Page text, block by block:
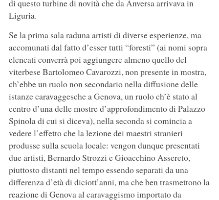
di questo turbine di novità che da Anversa arrivava in
Liguria.
Se la prima sala raduna artisti di diverse esperienze, ma
accomunati dal fatto d’esser tutti “foresti” (ai nomi sopra
elencati converrà poi aggiungere almeno quello del
viterbese Bartolomeo Cavarozzi, non presente in mostra,
ch’ebbe un ruolo non secondario nella diffusione delle
istanze caravaggesche a Genova, un ruolo ch’è stato al
centro d’una delle mostre d’approfondimento di Palazzo
Spinola di cui si diceva), nella seconda si comincia a
vedere l’effetto che la lezione dei maestri stranieri
produsse sulla scuola locale: vengon dunque presentati
due artisti, Bernardo Strozzi e Gioacchino Assereto,
piuttosto distanti nel tempo essendo separati da una
differenza d’età di diciott’anni, ma che ben trasmettono la
reazione di Genova al caravaggismo importato da